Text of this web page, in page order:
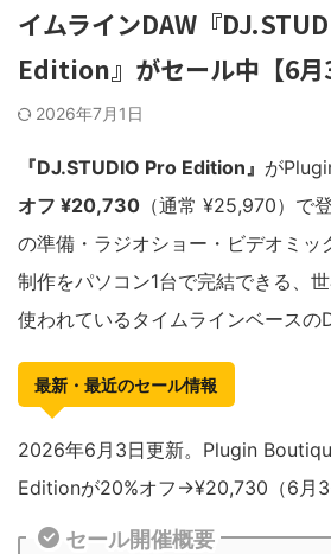
イムラインDAW『
Edition』がセール中【6月
2026年7月1日
『DJ.STUDIO Pro Edition』 が
オフ ¥20,730 （通常 ¥25,970）で
の準備・ラジオショー・ビデオミッ
制作をパソコン1台で完結できる、
使われているタイムラインベースの
最新・最近のセール情報
2026年6月3日更新。Plugin
Editionが20%オフ→¥20,730（6月
セール開催概要